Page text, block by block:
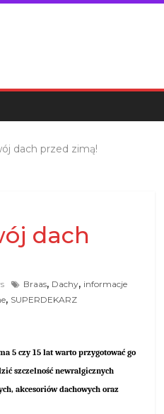
dach przed zimą!
dach
Braas, Dachy, informacje
, SUPERDEKARZ
5 czy 15 lat warto przygotować go
szczelność newralgicznych
akcesoriów dachowych oraz